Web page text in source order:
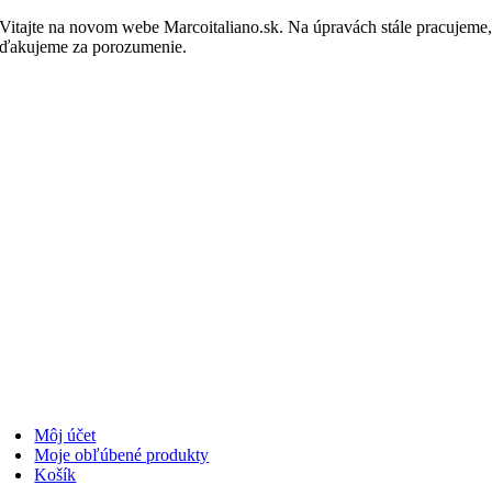
Skip
to
Vitajte na novom webe Marcoitaliano.sk. Na úpravách stále pracujeme,
ďakujeme za porozumenie.
Môj účet
Moje obľúbené produkty
Košík